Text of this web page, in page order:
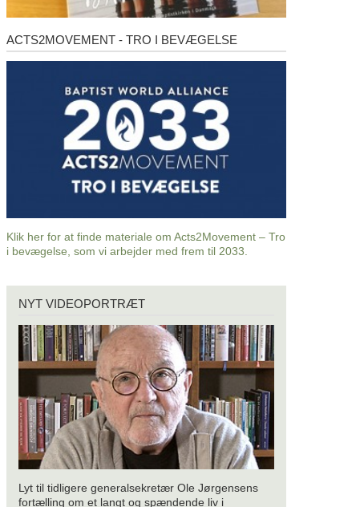
Acts2Movement
ACTS2MOVEMENT - TRO I BEVÆGELSE
Klik her for at finde materiale om Acts2Movement – Tro
i bevægelse, som vi arbejder med frem til 2033.
videoportræt
NYT VIDEOPORTRÆT
Lyt til tidligere generalsekretær Ole Jørgensens
fortælling om et langt og spændende liv i